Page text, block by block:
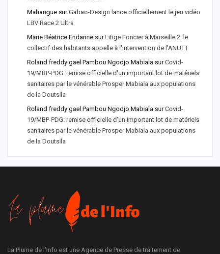
Mahangue surGabao-Design lance officiellement le jeu vidéo
LBV Race 2 Ultra
Marie Béatrice Endanne surLitige Foncier à Marseille 2: le
collectif des habitants appelle à l'intervention de l'ANUTT
Roland freddy gael Pambou Ngodjo Mabiala surCovid-
19/MBP-PDG: remise officielle d'un important lot de matériels
sanitaires par le vénérable Prosper Mabiala aux populations
de la Doutsila
Roland freddy gael Pambou Ngodjo Mabiala surCovid-
19/MBP-PDG: remise officielle d’un important lot de matériels
sanitaires par le vénérable Prosper Mabiala aux populations
de la Doutsila
La Plume de l'Info est une Agence de Presse de traitement de